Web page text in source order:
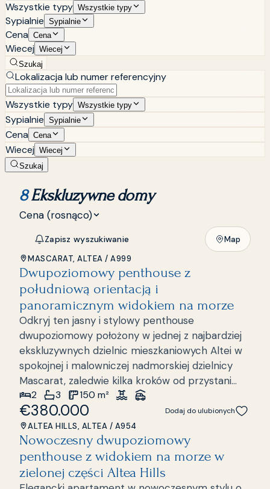
Wszystkie typy Wszystkie typy
Sypialnie Sypialnie
Cena Cena
Wiecej Wiecej
Szukaj
Lokalizacja lub numer referencyjny
Wszystkie typy Wszystkie typy
Sypialnie Sypialnie
Cena Cena
Wiecej Wiecej
Szukaj
8 Ekskluzywne domy
Cena (rosnąco)
Zapisz wyszukiwanie
Map
MASCARAT, ALTEA /A999
Dwupoziomowy penthouse z
południową orientacją i
panoramicznym widokiem na morze
Odkryj ten jasny i stylowy penthouse
dwupoziomowy położony w jednej z najbardziej
ekskluzywnych dzielnic mieszkaniowych Altei w
spokojnej i malowniczej nadmorskiej dzielnicy
Mascarat, zaledwie kilka kroków od przystani
Marina Greenwich i Morza Śródziemnego. Dzięki
południowej orientacji i panoramicznemu
widokowi na morze, mieszkanie przez cały dzień
wypełnione jest naturalnym światłem i oferuje
idealne połączenie komfortu, prywatności i
śródziemnomorskiego uroku. Nieruchomość
rozłożona jest na dwóch poziomach. Na dolnym
2 3 150 m²
€380.000 Dodaj do ulubionych
ALTEA HILLS, ALTEA / A954
Nowoczesny dwupoziomowy
penthouse z widokiem na morze w
zielonej części Altea Hills